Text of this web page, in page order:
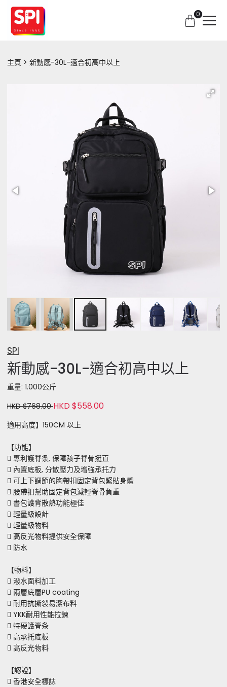
0
主頁 新動感-30L-適合初高中以上
SPI
新動感-30L-適合初高中以上
重量: 1.000公斤
HKD $768.00HKD $558.00
適用高度】150CM 以上
【功能】
 專利護脊条, 保障孩子脊骨挺直
 內置底板, 分散壓力及增強承托力
 可上下調節的胸帶扣固定背包緊貼身體
 腰帶扣幫助固定背包減輕脊骨負重
 書包護背散熱功能極佳
 輕量級設計
 輕量級物料
 高反光物料提供安全保障
 防水
【物料】
 潑水面料加工
 兩層底層PU coating
 耐用抗撕裂易潔布料
 YKK耐用性能拉鍊
 特硬護脊条
 高承托底板
 高反光物料
【認證】
 香港安全標誌